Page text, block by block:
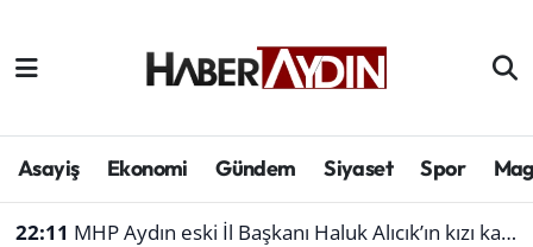
Asayiş Ekonomi Gündem Siyaset Spor
22:11 MHP Aydın eski İl Başkanı Haluk Alıcık’ın kızı kaza geçirdi
Afyonkarahisar
Çevre
Aydın Hava Durumu
Süper Lig Puan Durumu ve Fikstür